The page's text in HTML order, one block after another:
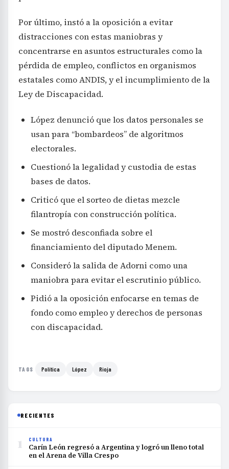
Por último, instó a la oposición a evitar
distracciones con estas maniobras y
concentrarse en asuntos estructurales como la
pérdida de empleo, conflictos en organismos
estatales como ANDIS, y el incumplimiento de la
Ley de Discapacidad.
López denunció que los datos personales se
usan para “bombardeos” de algoritmos
electorales.
Cuestionó la legalidad y custodia de estas
bases de datos.
Criticó que el sorteo de dietas mezcle
filantropía con construcción política.
Se mostró desconfiada sobre el
financiamiento del diputado Menem.
Consideró la salida de Adorni como una
maniobra para evitar el escrutinio público.
Pidió a la oposición enfocarse en temas de
fondo como empleo y derechos de personas
con discapacidad.
TAGS Política López Rioja
RECIENTES
1 CULTURA
Carín León regresó a Argentina y logró un lleno total
en el Arena de Villa Crespo